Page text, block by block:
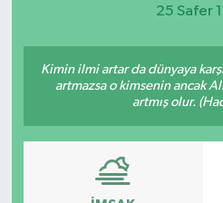
25 Safer
Kimin ilmi artar da dünyaya
artmazsa o kimsenin ancak
artmış olur.